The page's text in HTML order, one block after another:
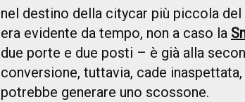
nel destino della citycar più piccola
era evidente da tempo, non a caso la
due porte e due posti – è già alla
conversione, tuttavia, cade
potrebbe generare uno scossone.